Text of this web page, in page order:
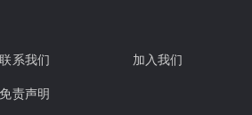
联系我们
加入我们
免责声明